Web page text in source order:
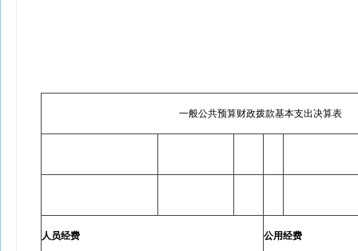
一般公共预算财政拨款基本支出决算表
人员经费 公用经费